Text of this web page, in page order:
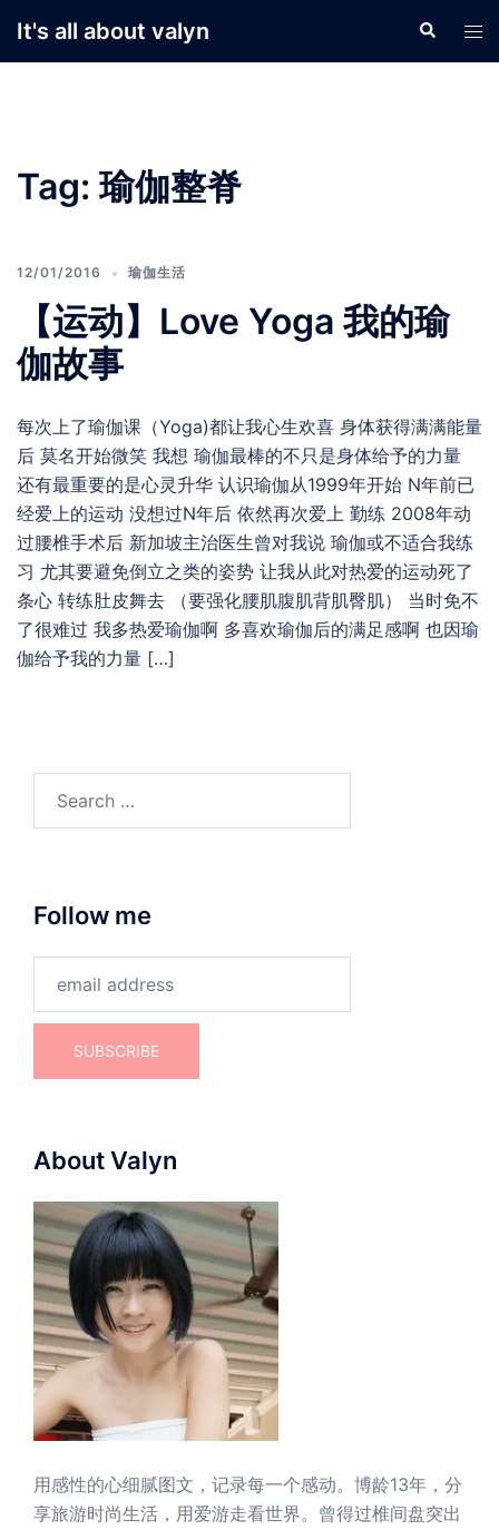
It's all about valyn Search
Tag:瑜伽整脊
12/01/2016 瑜伽生活
【运动】Love Yoga 我的瑜
伽故事
每次上了瑜伽课（Yoga)都让我心生欢喜 身体获得满满能量
后 莫名开始微笑 我想 瑜伽最棒的不只是身体给予的力量
还有最重要的是心灵升华 认识瑜伽从1999年开始 N年前已
经爱上的运动 没想过N年后 依然再次爱上 勤练 2008年动
过腰椎手术后 新加坡主治医生曾对我说 瑜伽或不适合我练
习 尤其要避免倒立之类的姿势 让我从此对热爱的运动死了
条心 转练肚皮舞去 （要强化腰肌腹肌背肌臀肌） 当时免不
了很难过 我多热爱瑜伽啊 多喜欢瑜伽后的满足感啊 也因瑜
伽给予我的力量 […]
Follow me
About Valyn
用感性的心细腻图文，记录每一个感动。博龄13年，分
享旅游时尚生活，用爱游走看世界。曾得过椎间盘突出